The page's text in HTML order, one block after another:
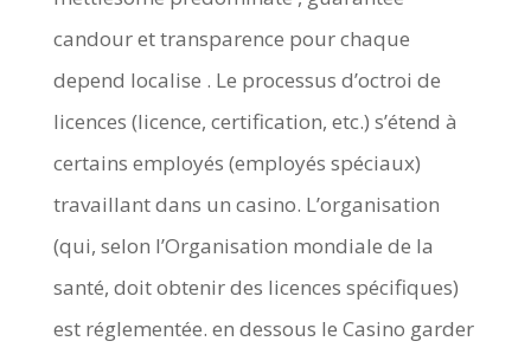
candour et transparence pour chaque
depend localise . Le processus d’octroi de
licences (licence, certification, etc.) s’étend à
certains employés (employés spéciaux)
travaillant dans un casino. L’organisation
(qui, selon l’Organisation mondiale de la
santé, doit obtenir des licences spécifiques)
est réglementée. en dessous le Casino garder